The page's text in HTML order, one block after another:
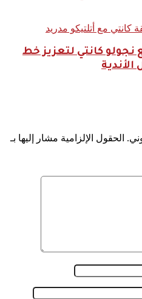
كانتي لتعزيز خط
الحقول الإلزامية مشار إليها بـ